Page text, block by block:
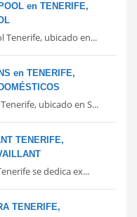
en TENERIFE,
Tenerife, ubicado en...
en TENERIFE,
ubicado en S...
TENERIFE,
se dedica ex...
TENERIFE,